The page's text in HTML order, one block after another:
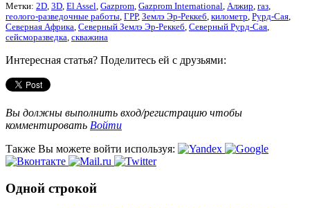
Метки: 2D, 3D, El Assel, Gazprom, Gazprom International, Алжир, газ,
геолого-разведочные работы, ГРР, Землэ Эр-Реккеб, километр, Рурд-Сая,
Северная Африка, Северный Землэ Эр-Реккеб, Северный Рурд-Сая,
сейсморазведка, скважина
Интересная статья? Поделитесь ей с друзьями:
Вы должны выполнить вход/регистрацию чтобы
комментировать Войти
Также Вы можете войти используя:
Одной строкой